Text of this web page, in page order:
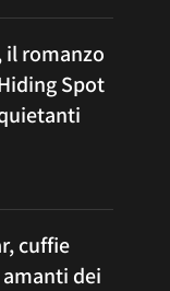
il romanzo
Spot
cuffie
dei